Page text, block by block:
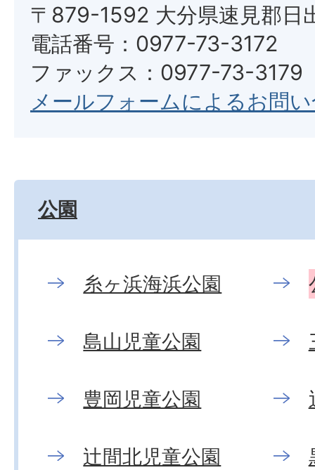
〒879-1592 大分県速見郡日
電話番号：0977-73-3172
ファックス：0977-73-3179
メールフォームによるお問
公園
糸ヶ浜海浜公園
島山児童公園
豊岡児童公園
辻間北児童公園